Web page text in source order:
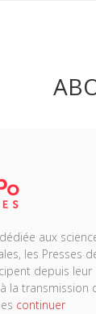
aux
les Presses
depuis leur
la transmission
continuer